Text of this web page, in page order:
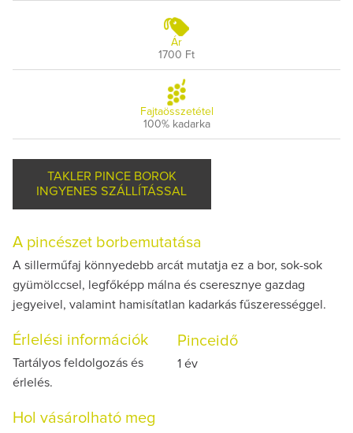
Ár
1700 Ft
Fajtaösszetétel
100% kadarka
TAKLER PINCE BOROK
INGYENES SZÁLLÍTÁSSAL
A pincészet borbemutatása
A sillerműfaj könnyedebb arcát mutatja ez a bor, sok-sok
gyümölccsel, legfőképp málna és cseresznye gazdag
jegyeivel, valamint hamisítatlan kadarkás fűszerességgel.
Érlelési információk
Tartályos feldolgozás és
érlelés.
Pinceidő
1 év
Hol vásárolható meg